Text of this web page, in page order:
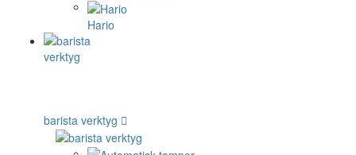
Hario
barista verktyg